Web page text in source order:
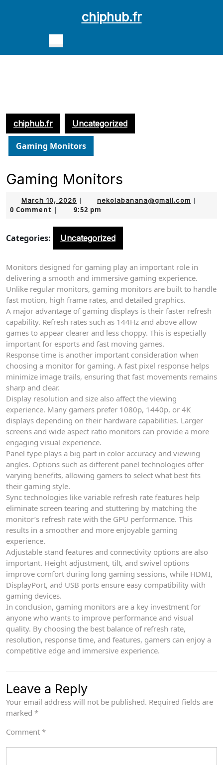
chiphub.fr
chiphub.fr Uncategorized
Gaming Monitors
Gaming Monitors
March 10, 2026 March
10,
| nekolabanana@gmail.com |
0 Comment | 9:52 pm
Categories: Uncategorized
Monitors designed for gaming play an important role in
delivering a smooth and immersive gaming experience.
Unlike regular monitors, gaming monitors are built to handle
fast motion, high frame rates, and detailed graphics.
A major advantage of gaming displays is their faster refresh
capability. Refresh rates such as 144Hz and above allow
games to appear clearer and less choppy. This is especially
important for esports and fast moving games.
Response time is another important consideration when
choosing a monitor for gaming. A fast pixel response helps
minimize image trails, ensuring that fast movements remains
sharp and clear.
Display resolution and size also affect the viewing
experience. Many gamers prefer 1080p, 1440p, or 4K
displays depending on their hardware capabilities. Larger
screens and wide aspect ratio monitors can provide a more
engaging visual experience.
Panel type plays a big part in color accuracy and viewing
angles. Options such as different panel technologies offer
varying benefits, allowing gamers to select what best fits
their gaming style.
Sync technologies like variable refresh rate features help
eliminate screen tearing and stuttering by matching the
monitor’s refresh rate with the GPU performance. This
results in a smoother and more enjoyable gaming
experience.
Adjustable stand features and connectivity options are also
important. Height adjustment, tilt, and swivel options
improve comfort during long gaming sessions, while HDMI,
DisplayPort, and USB ports ensure easy compatibility with
gaming devices.
In conclusion, gaming monitors are a key investment for
anyone who wants to improve performance and visual
quality. By choosing the best balance of refresh rate,
resolution, response time, and features, gamers can enjoy a
competitive edge and immersive experience.
Leave a Reply
Your email address will not be published. Required fields are
marked *
Comment *